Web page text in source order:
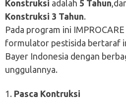
Konstruksi adalah 5 Tahun
Konstruksi 3 Tahun.
Pada program ini
formulator pestisida bertaraf
Bayer Indonesia dengan
unggulannya.
Pasca Kontruksi